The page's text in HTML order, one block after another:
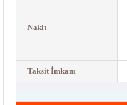
Nakit
Taksit İmkanı